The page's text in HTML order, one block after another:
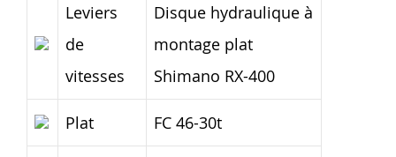
Leviers
de
vitesses
Disque hydraulique à
montage plat
Shimano RX-400
Plat FC 46-30t